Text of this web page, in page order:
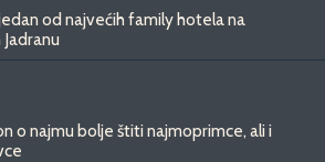
od najvećih family hotela na
o najmu bolje štiti najmoprimce, ali i